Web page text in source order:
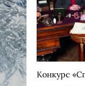
Конкурс